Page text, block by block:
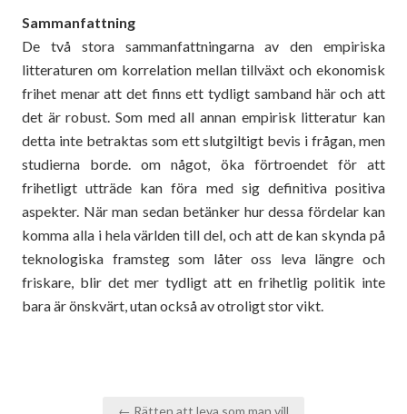
Sammanfattning
De två stora sammanfattningarna av den empiriska
litteraturen om korrelation mellan tillväxt och ekonomisk
frihet menar att det finns ett tydligt samband här och att
det är robust. Som med all annan empirisk litteratur kan
detta inte betraktas som ett slutgiltigt bevis i frågan, men
studierna borde. om något, öka förtroendet för att
frihetligt utträde kan föra med sig definitiva positiva
aspekter. När man sedan betänker hur dessa fördelar kan
komma alla i hela världen till del, och att de kan skynda på
teknologiska framsteg som låter oss leva längre och
friskare, blir det mer tydligt att en frihetlig politik inte
bara är önskvärt, utan också av otroligt stor vikt.
Inläggsnavigering
← Rätten att leva som man vill